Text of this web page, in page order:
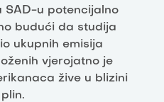
SAD-u potencijalno
budući da studija
ukupnih emisija
vjerojatno je
žive u blizini